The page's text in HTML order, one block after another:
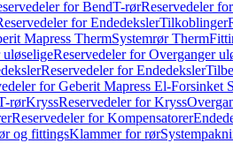
for BendT-rørReservedeler
for EndedekslerTilkoblinger
Mapress ThermSystemrør Therm
uløseligeReservedeler for Overganger
Reservedeler for Endedeksler
for Geberit Mapress El-Forsinket
rørKryssReservedeler for Kryss
Reservedeler for Kompensatorer
og fittingsKlammer for rør